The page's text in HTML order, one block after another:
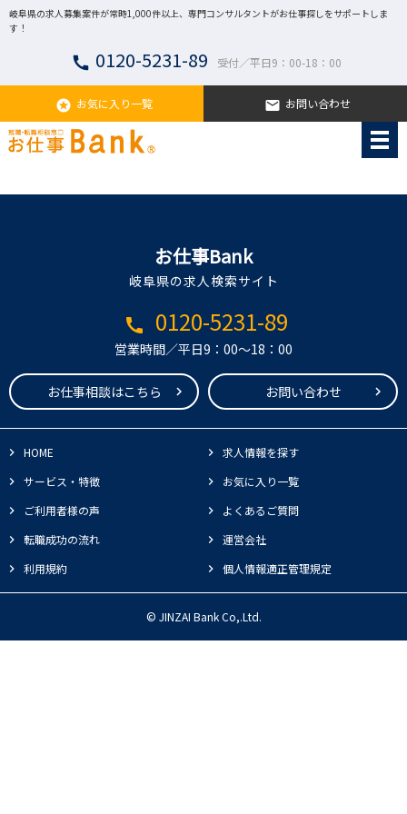
岐阜県の求人募集案件が常時1,000件以上、専門コンサルタントがお仕事探しをサポートしま
す！
call 0120-5231-89 受付／平日9：00-18：00
stars お気に入り一覧 email お問い合わせ
お仕事Bank
岐阜県の求人検索サイト
call 0120-5231-89
営業時間／平日9：00～18：00
お仕事相談はこちら お問い合わせ
HOME
求人情報を探す
サービス・特徴
お気に入り一覧
ご利用者様の声
よくあるご質問
転職成功の流れ
運営会社
利用規約
個人情報適正管理規定
© JINZAI Bank Co,.Ltd.